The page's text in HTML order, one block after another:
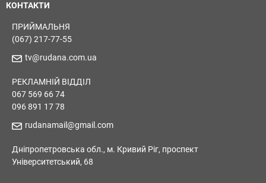
КОНТАКТИ
ПРИЙМАЛЬНЯ
(067) 217-77-55
tv@rudana.com.ua
РЕКЛАМНІЙ ВІДДІЛ
067 569 66 74
096 891 17 78
rudanamail@gmail.com
Дніпропетровська обл., м. Кривий Ріг, проспект
Університетський, 68